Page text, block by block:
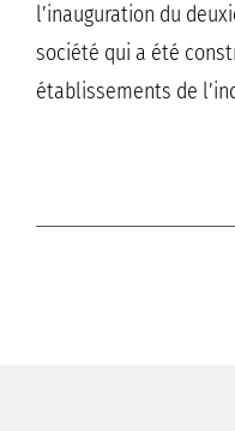
l’inauguration du
société qui a été
établissements de